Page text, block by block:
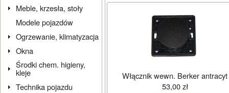
Meble, krzesła, stoły
Modele pojazdów
Ogrzewanie, klimatyzacja
Okna
Środki chem. higieny,
kleje
Technika pojazdu
Włącznik wewn. Berker antracyt
53,00 zł